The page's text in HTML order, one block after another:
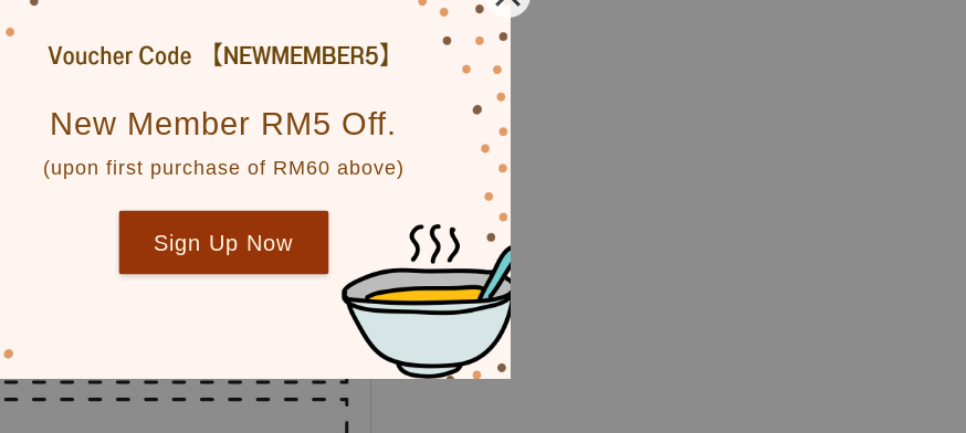
New Member RM5 Off.
(upon first purchase of RM60 above)
Sign Up Now